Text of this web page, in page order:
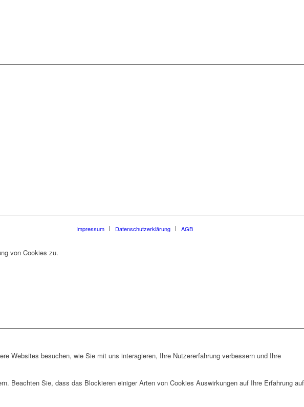
Impressum Datenschutzerklärung AGB
von Cookies zu.
Websites besuchen, wie Sie mit uns interagieren, Ihre Nutzererfahrung verbessern und Ihre
Beachten Sie, dass das Blockieren einiger Arten von Cookies Auswirkungen auf Ihre Erfahrung auf